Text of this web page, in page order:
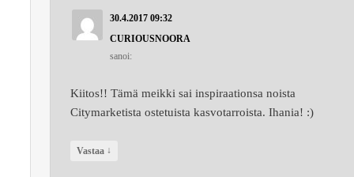
30.4.2017 09:32
CURIOUSNOORA
sanoi:
Kiitos!! Tämä meikki sai inspiraationsa noista
Citymarketista ostetuista kasvotarroista. Ihania! :)
Vastaa ↓